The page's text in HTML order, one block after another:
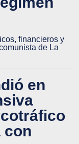
financieros y
de La
en
con